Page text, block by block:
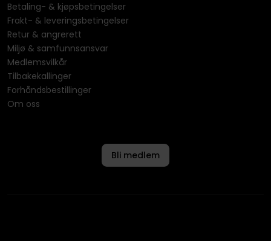
Betaling- & kjøpsbetingelser
Frakt- & leveringsbetingelser
Retur & angrerett
Miljø & samfunnsansvar
Medlemsvilkår
Tilbakekallinger
Forhåndsbestillinger
Om oss
Bli medlem